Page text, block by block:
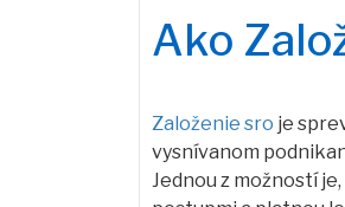
Ako
Založenie sro je
vysnívanom
Jednou z možností